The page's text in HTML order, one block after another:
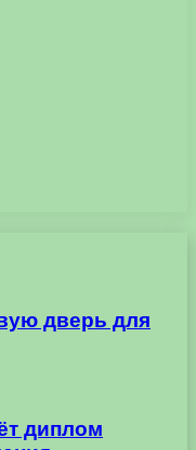
дверь для
диплом